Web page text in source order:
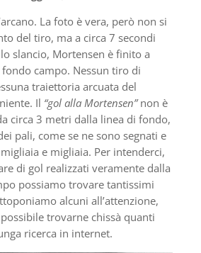
La foto è vera, però non si
del tiro, ma a circa 7 secondi
slancio, Mortensen è finito a
campo. Nessun tiro di
traiettoria arcuata del
Il “gol alla Mortensen”non è
circa 3 metri dalla linea di fondo,
pali, come se ne sono segnati e
e migliaia. Per intenderci,
di gol realizzati veramente dalla
possiamo trovare tantissimi
alcuni all’attenzione,
trovarne chissà quanti
ricerca in internet.